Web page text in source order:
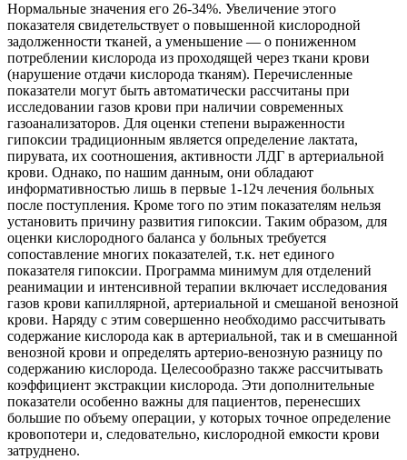
Нормальные значения его 26-34%. Увеличение этого
показателя свидетельствует о повышенной кислородной
задолженности тканей, а уменьшение — о пониженном
потреблении кислорода из проходящей через ткани крови
(нарушение отдачи кислорода тканям). Перечисленные
показатели могут быть автоматически рассчитаны при
исследовании газов крови при наличии современных
газоанализаторов. Для оценки степени выраженности
гипоксии традиционным является определение лактата,
пирувата, их соотношения, активности ЛДГ в артериальной
крови. Однако, по нашим данным, они обладают
информативностью лишь в первые 1-12ч лечения больных
после поступления. Кроме того по этим показателям нельзя
установить причину развития гипоксии. Таким образом, для
оценки кислородного баланса у больных требуется
сопоставление многих показателей, т.к. нет единого
показателя гипоксии. Программа минимум для отделений
реанимации и интенсивной терапии включает исследования
газов крови капиллярной, артериальной и смешаной венозной
крови. Наряду с этим совершенно необходимо рассчитывать
содержание кислорода как в артериальной, так и в смешанной
венозной крови и определять артерио-венозную разницу по
содержанию кислорода. Целесообразно также рассчитывать
коэффициент экстракции кислорода. Эти дополнительные
показатели особенно важны для пациентов, перенесших
большие по объему операции, у которых точное определение
кровопотери и, следовательно, кислородной емкости крови
затруднено.